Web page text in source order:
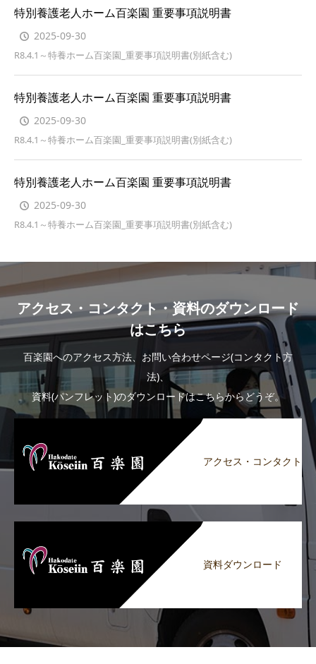
特別養護老人ホーム百楽園 重要事項説明書
2025-09-30
R8.4.1～特養ホーム百楽園_重要事項説明書(別紙含む)
特別養護老人ホーム百楽園 重要事項説明書
2025-09-30
R8.4.1～特養ホーム百楽園_重要事項説明書(別紙含む)
特別養護老人ホーム百楽園 重要事項説明書
2025-09-30
R8.4.1～特養ホーム百楽園_重要事項説明書(別紙含む)
アクセス・コンタクト・資料のダウンロード
はこちら
百楽園へのアクセス方法、お問い合わせページ(コンタクト方
法)、
資料(パンフレット)のダウンロードはこちらからどうぞ。
アクセス・コンタクト
資料ダウンロード